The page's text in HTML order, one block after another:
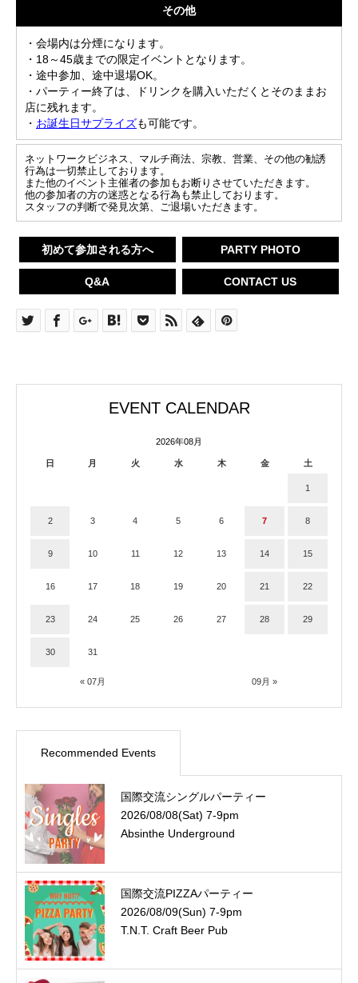
その他
・会場内は分煙になります。
・18～45歳までの限定イベントとなります。
・途中参加、途中退場OK。
・パーティー終了は、ドリンクを購入いただくとそのままお
店に残れます。
・ お誕生日サプライズも可能です。
ネットワークビジネス、マルチ商法、宗教、営業、その他の勧誘
行為は一切禁止しております。
また他のイベント主催者の参加もお断りさせていただきます。
他の参加者の方の迷惑となる行為も禁止しております。
スタッフの判断で発見次第、ご退場いただきます。
初めて参加される方へ PARTY PHOTO
Q&A CONTACT US
EVENT CALENDAR
2026年08月
日 月 火 水 木 金 土
« 07月 09月 »
1
2 3 4 5 6 7 8
9 10 11 12 13 14 15
16 17 18 19 20 21 22
23 24 25 26 27 28 29
30 31
Recommended Events
国際交流シングルパーティー
2026/08/08(Sat) 7-9pm
Absinthe Underground
国際交流PIZZAパーティー
2026/08/09(Sun) 7-9pm
T.N.T. Craft Beer Pub